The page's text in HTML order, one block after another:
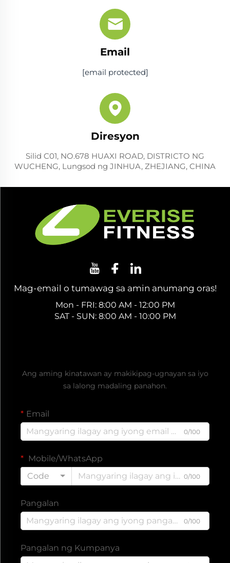
Email
[email protected]
Diresyon
Silid C01, NO.678 HUAXI ROAD, DISTRICTO NG
WUCHENG, Lungsod ng JINHUA, ZHEJIANG, CHINA
Mag-email o tumawag sa amin anumang oras!
Mon - FRI: 8:00 AM - 12:00 PM
SAT - SUN: 8:00 AM - 10:00 PM
Ang aming kinatawan ay makikipag-ugnayan sa iyo
sa lalong madaling panahon.
Email
0/100
Mobile/WhatsApp
Code
0/100
Pangalan
0/100
Pangalan ng Kumpanya